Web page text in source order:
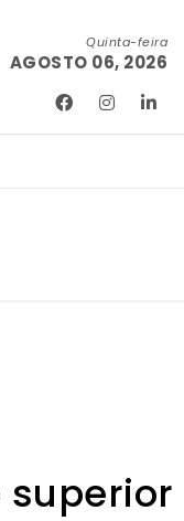
Quinta-feira
AGOSTO 06, 2026
superior